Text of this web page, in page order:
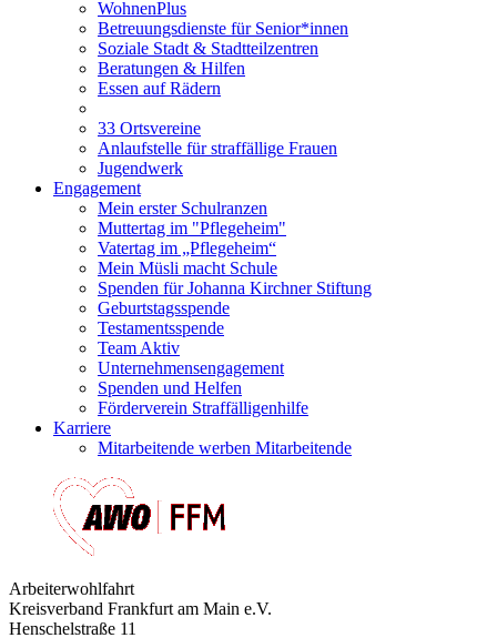
WohnenPlus
Betreuungsdienste für Senior*innen
Soziale Stadt & Stadtteilzentren
Beratungen & Hilfen
Essen auf Rädern
33 Ortsvereine
Anlaufstelle für straffällige Frauen
Jugendwerk
Engagement
Mein erster Schulranzen
Muttertag im "Pflegeheim"
Vatertag im „Pflegeheim“
Mein Müsli macht Schule
Spenden für Johanna Kirchner Stiftung
Geburtstagsspende
Testamentsspende
Team Aktiv
Unternehmensengagement
Spenden und Helfen
Förderverein Straffälligenhilfe
Karriere
Mitarbeitende werben Mitarbeitende
Arbeiterwohlfahrt
Kreisverband Frankfurt am Main e.V.
Henschelstraße 11